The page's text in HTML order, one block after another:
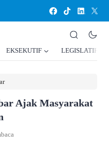
EKSEKUTIF LEGISLATIF
Ajak Masyarakat